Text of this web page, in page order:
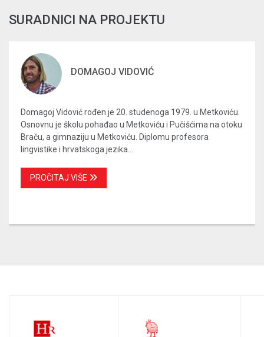
SURADNICI NA PROJEKTU
DOMAGOJ VIDOVIĆ
Domagoj Vidović rođen je 20. studenoga 1979. u Metkoviću.
Osnovnu je školu pohađao u Metkoviću i Pučišćima na otoku
Braču, a gimnaziju u Metkoviću. Diplomu profesora
lingvistike i hrvatskoga jezika...
PROČITAJ VIŠE